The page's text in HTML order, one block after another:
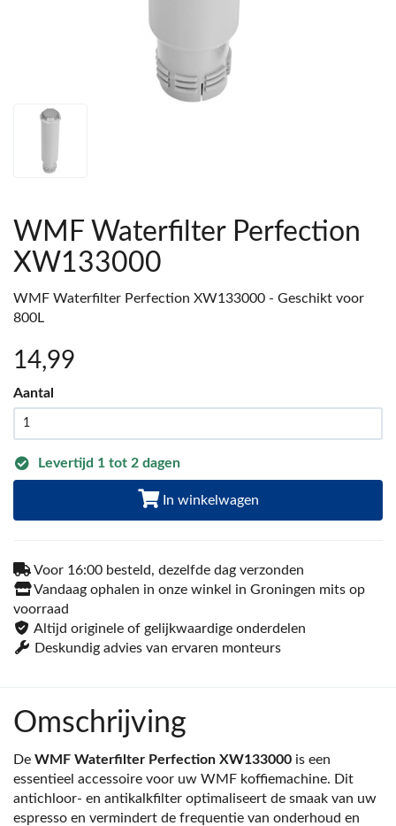
WMF Waterfilter Perfection
XW133000
WMF Waterfilter Perfection XW133000 - Geschikt voor
800L
14,99
Aantal
Levertijd 1 tot 2 dagen
In winkelwagen
Voor 16:00 besteld, dezelfde dag verzonden
Vandaag ophalen in onze winkel in Groningen mits op
voorraad
Altijd originele of gelijkwaardige onderdelen
Deskundig advies van ervaren monteurs
Omschrijving
De WMF Waterfilter Perfection XW133000 is een
essentieel accessoire voor uw WMF koffiemachine. Dit
antichloor- en antikalkfilter optimaliseert de smaak van uw
espresso en vermindert de frequentie van onderhoud en